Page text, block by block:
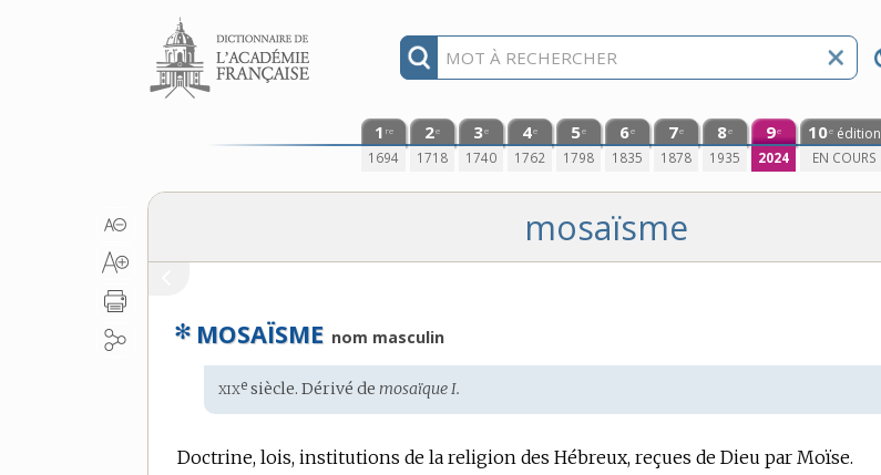
Aller au contenu
1 re
1694
2e
1718
3e
1740
4e
1762
5e
1798
6e
1835
7e
1878
8e
1935
9e
2024
10e édition
EN COURS
mosaïsme
✻ MOSAÏSME nom masculin
Étymologie
:
xixe siècle. Dérivé demosaïque I.
Doctrine, lois, institutions de la religion des Hébreux, reçues de Dieu par Moïse.